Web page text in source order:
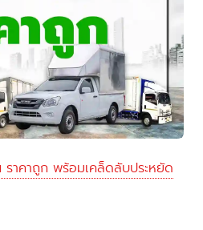
าคาถูก พร้อมเคล็ดลับประหยัด